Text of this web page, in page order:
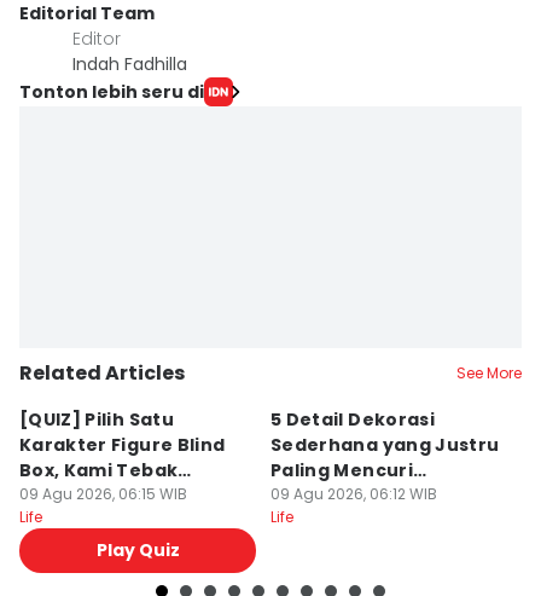
Editorial Team
Editor
Indah Fadhilla
Tonton lebih seru di
Related Articles See More
[QUIZ] Pilih Satu
Karakter Figure Blind
Box, Kami Tebak
Gimana Karaktermu
09 Agu 2026, 06:15 WIB
Life
Play Quiz
5 Detail Dekorasi
Sederhana yang Justru
Paling Mencuri
Perhatian
09 Agu 2026, 06:12 WIB
Life